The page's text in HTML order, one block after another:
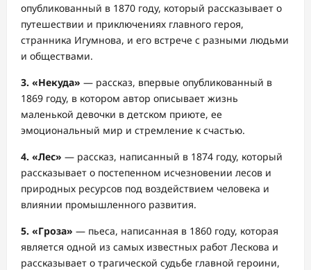
опубликованный в 1870 году, который рассказывает о
путешествии и приключениях главного героя,
странника Игумнова, и его встрече с разными людьми
и обществами.
3. «Некуда» — рассказ, впервые опубликованный в
1869 году, в котором автор описывает жизнь
маленькой девочки в детском приюте, ее
эмоциональный мир и стремление к счастью.
4. «Лес» — рассказ, написанный в 1874 году, который
рассказывает о постепенном исчезновении лесов и
природных ресурсов под воздействием человека и
влиянии промышленного развития.
5. «Гроза» — пьеса, написанная в 1860 году, которая
является одной из самых известных работ Лескова и
рассказывает о трагической судьбе главной героини,